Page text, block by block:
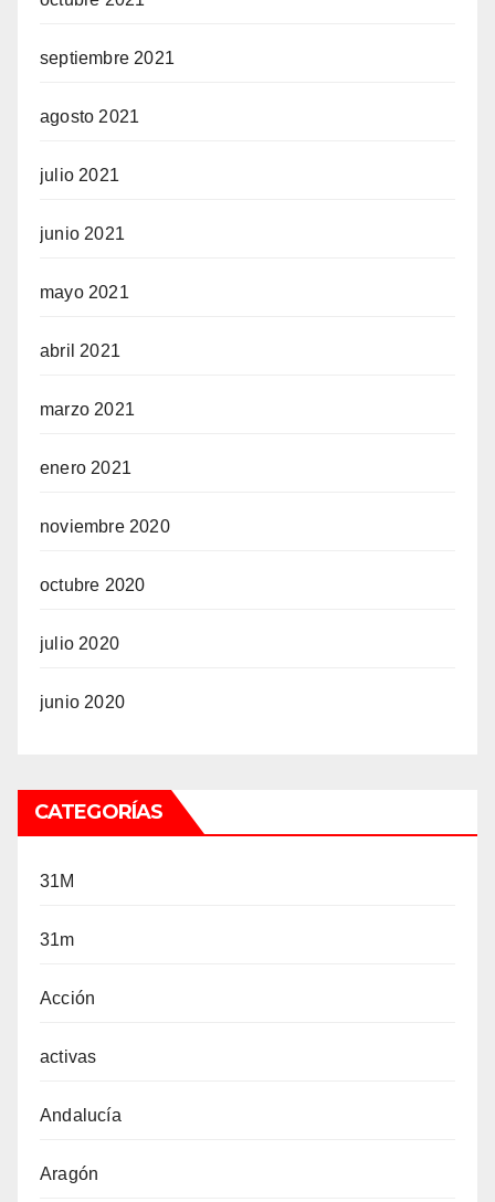
septiembre 2021
agosto 2021
julio 2021
junio 2021
mayo 2021
abril 2021
marzo 2021
enero 2021
noviembre 2020
octubre 2020
julio 2020
junio 2020
CATEGORÍAS
31M
31m
Acción
activas
Andalucía
Aragón